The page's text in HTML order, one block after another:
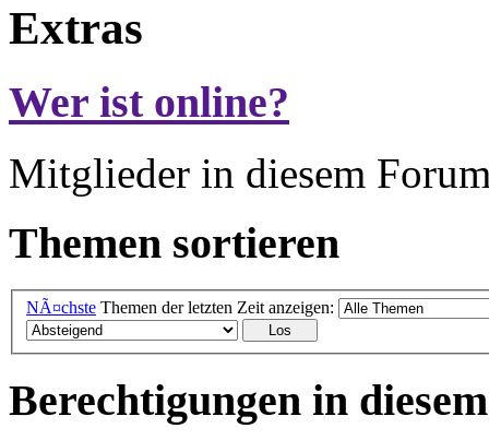
Extras
Wer ist online?
Mitglieder in diesem
Themen sortieren
NÃ¤chste Themen der letzten Zeit anzeigen:
Berechtigungen in